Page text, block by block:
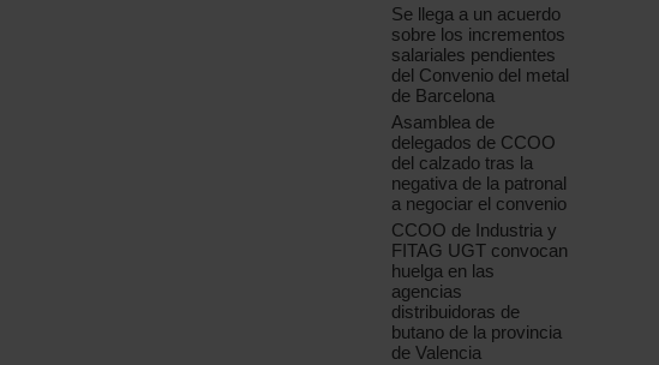
Se llega a un acuerdo
sobre los incrementos
salariales pendientes
del Convenio del metal
de Barcelona
Asamblea de
delegados de CCOO
del calzado tras la
negativa de la patronal
a negociar el convenio
CCOO de Industria y
FITAG UGT convocan
huelga en las
agencias
distribuidoras de
butano de la provincia
de Valencia